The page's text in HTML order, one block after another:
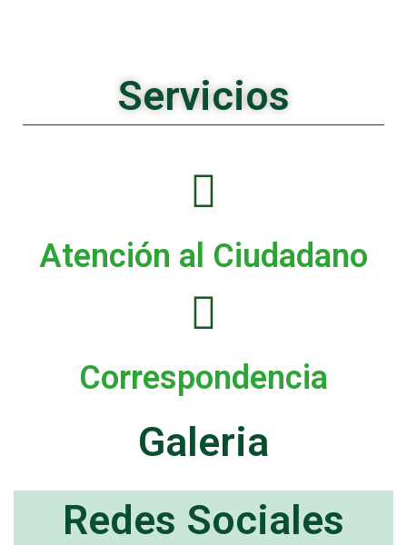
Servicios
Atención al Ciudadano
Correspondencia
Galeria
Redes Sociales